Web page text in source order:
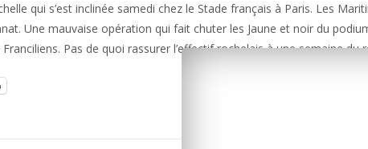
qui s’est inclinée samedi chez le Stade français à Paris. Les
Une mauvaise opération qui fait chuter les Jaune et noir du
Pas de quoi rassurer l’effectif rochelais à une semaine du